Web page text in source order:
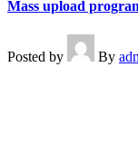
Mass upload
Posted by By